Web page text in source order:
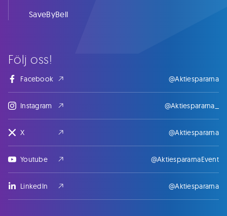
Följ oss!
Facebook @Aktiespararna
Instagram @Aktiespararna_
X @Aktiespararna
Youtube @AktiespararnaEvent
LinkedIn @Aktiespararna
SaveByBell